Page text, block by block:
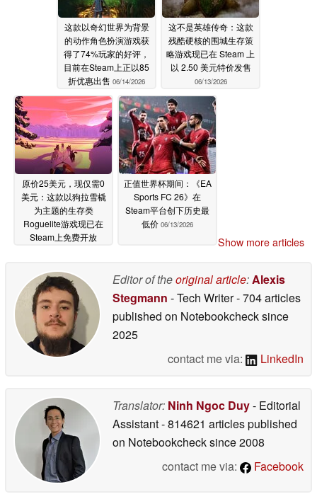
这款以奇幻世界为背景
的动作角色扮演游戏获
得了74%玩家的好评，
目前在Steam上正以85
折优惠出售 06/14/2026
这不是英雄传奇：这款
残酷硬核的围城生存策
略游戏现已在 Steam 上
以 2.50 美元特价发售
06/13/2026
原价25美元，现仅需0
美元：这款以狗拉雪橇
为主题的生存类
Roguelite游戏现已在
Steam上免费开放
正值世界杯期间：《EA
Sports FC 26》在
Steam平台创下历史最
低价 06/13/2026
Show more articles
Editor of theoriginal article:Alexis
Stegmann - Tech Writer- 704 articles
published on Notebookchecksince
2025
contact me via:
LinkedIn
Translator: Ninh Ngoc Duy- Editorial
Assistant- 814621 articles published
on Notebookchecksince 2008
contact me via:
Facebook